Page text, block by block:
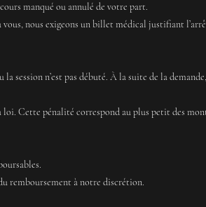
manqué ou annulé de votre part.
nous exigeons un billet médical justifiant
n’est pas débuté. À la suite de la
Cette pénalité correspond au plus petit des
remboursement à notre discrétion.